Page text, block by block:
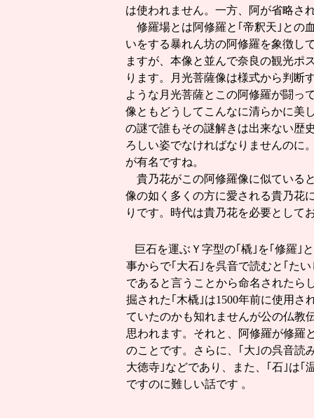
は使われません。一方、阿が省略さ
修羅場とは阿修羅と｢帝釈天｣との
いをする暴れん坊の阿修羅を象徴し
ますが、本像と並んで奈良の観光ポ
ります。月光菩薩像は様式から判断
ような月光菩薩とこの阿修羅が闘っ
像ともどうしてこんなに清らかに美
の謎で誰もその謎解きは出来ない歴
ろしい姿でなければなりませんのに
が有名ですね。
貴乃花がこの阿修羅像に似ている
像の如く多くの方に愛される貴乃花
りです。時代は貴乃花を必要として
巨石を運ぶＹ字型の｢橇｣を｢修羅｣
事からで｢大石｣を呉音で読むと｢た
であると言うことから命名されたら
掘された｢木橇｣は1500年前に使用さ
ていたのかも知れませんが公の仏教
思われます。それと、阿修羅が修羅
のことです。さらに、｢大｣の呉音読
大徳寺｣などであり、また、｢石｣は｢
ですのに難しい話です 。